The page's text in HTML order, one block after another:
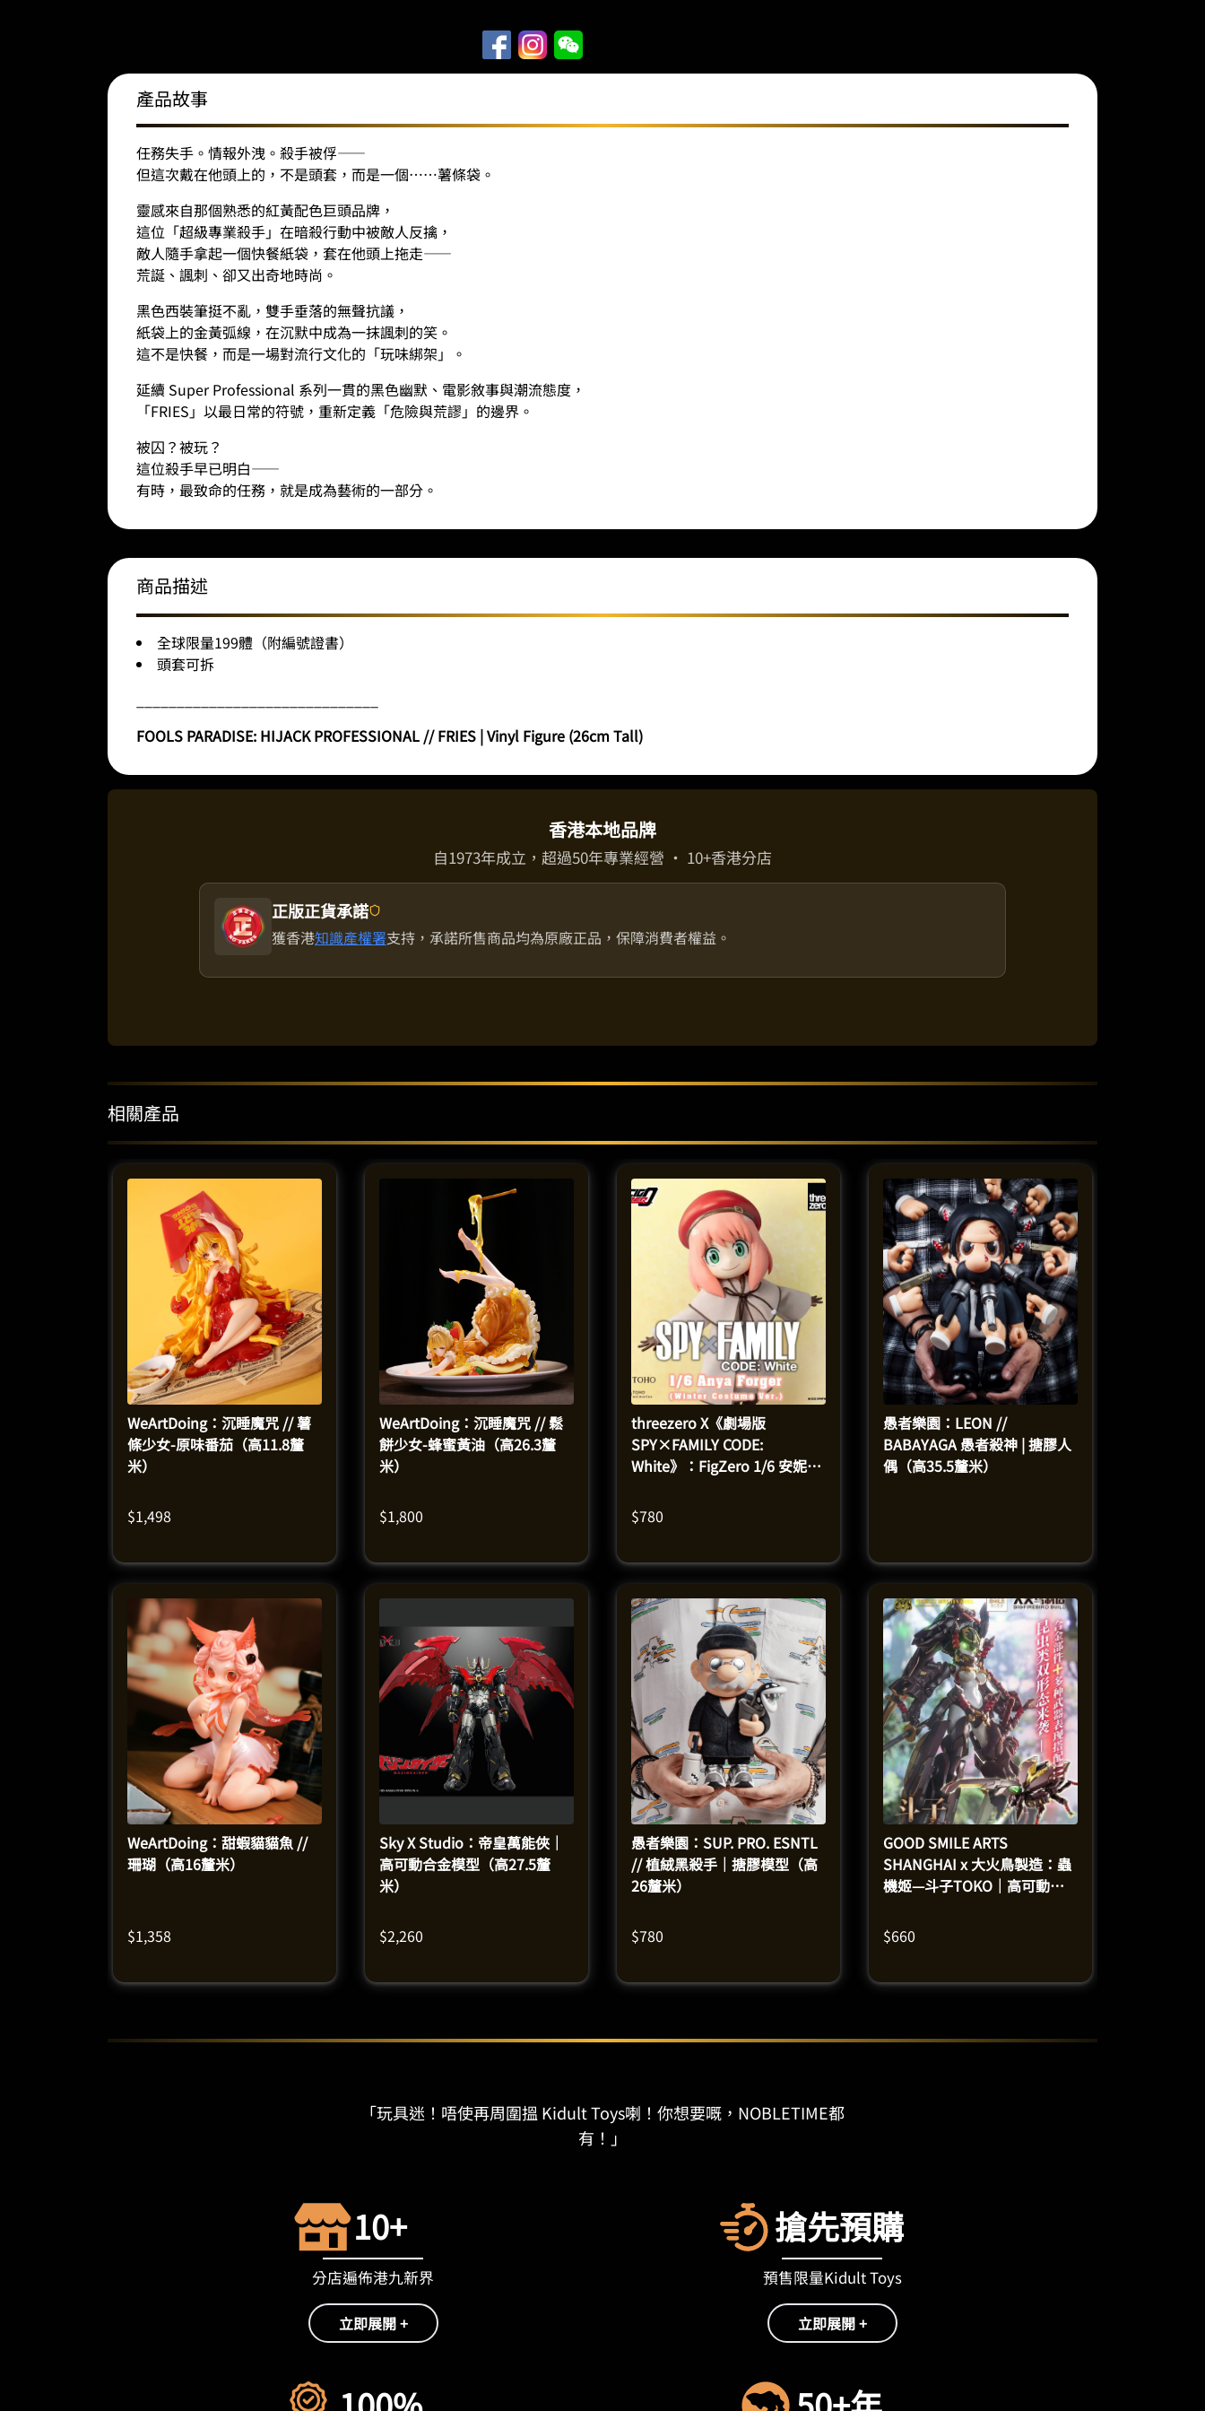
產品故事
任務失手。情報外洩。殺手被俘——
但這次戴在他頭上的，不是頭套，而是一個……薯條袋。
靈感來自那個熟悉的紅黃配色巨頭品牌，
這位「超級專業殺手」在暗殺行動中被敵人反擒，
敵人隨手拿起一個快餐紙袋，套在他頭上拖走——
荒誕、諷刺、卻又出奇地時尚。
黑色西裝筆挺不亂，雙手垂落的無聲抗議，
紙袋上的金黃弧線，在沉默中成為一抹諷刺的笑。
這不是快餐，而是一場對流行文化的「玩味綁架」。
延續 Super Professional 系列一貫的黑色幽默、電影敘事與潮流態度，
「FRIES」以最日常的符號，重新定義「危險與荒謬」的邊界。
被囚？被玩？
這位殺手早已明白——
有時，最致命的任務，就是成為藝術的一部分。
商品描述
全球限量199體（附編號證書）
頭套可拆
FOOLS PARADISE: HIJACK PROFESSIONAL // FRIES | Vinyl Figure (26cm Tall)
香港本地品牌
自1973年成立，超過50年專業經營 · 10+香港分店
正版正貨承諾
獲香港知識產權署支持，承諾所售商品均為原廠正品，保障消費者權益。
相關產品
WeArtDoing：沉睡魔咒 // 薯
條少女-原味番茄（高11.8釐
米）
$1,498
WeArtDoing：沉睡魔咒 // 鬆
餅少女-蜂蜜黃油（高26.3釐
米）
$1,800
threezero X《劇場版
SPY×FAMILY CODE:
White》：FigZero 1/6 安妮亞
動人偶模型（高16.5釐米）
$780
愚者樂園：LEON //
BABAYAGA 愚者殺神 | 搪膠人
偶（高35.5釐米）
WeArtDoing：甜蝦貓貓魚 //
珊瑚（高16釐米）
$1,358
Sky X Studio：帝皇萬能俠｜
高可動合金模型（高27.5釐
米）
$2,260
愚者樂園：SUP. PRO. ESNTL
// 植絨黑殺手｜搪膠模型（高
26釐米）
$780
GOOD SMILE ARTS
SHANGHAI x 大火鳥製造：蟲
機姬—斗子TOKO｜高可動合
$660
「玩具迷！唔使再周圍搵 Kidult Toys喇！你想要嘅，NOBLETIME都
有！」
10+
分店遍佈港九新界
立即展開 +
搶先預購
預售限量Kidult Toys
立即展開 +